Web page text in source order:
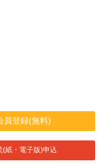
員登録(無料)
(紙・電子版)申込